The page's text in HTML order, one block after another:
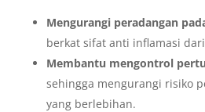
Mengurangi peradangan
berkat sifat anti inflamasi
Membantu mengontrol
sehingga mengurangi risiko
yang berlebihan.